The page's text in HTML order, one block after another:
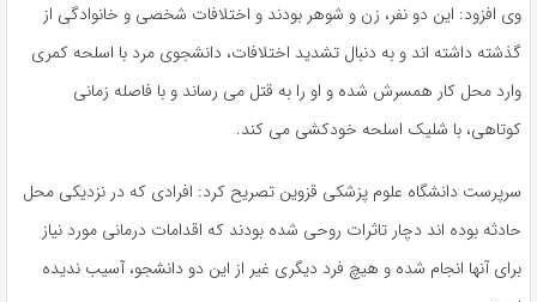
وی افزود: این دو نفر، زن و شوهر بودند و اختلافات شخصی و خانوادگی از
گذشته داشته اند و به دنبال تشدید اختلافات، دانشجوی مرد با اسلحه کمری
وارد محل کار همسرش شده و او را به قتل می رساند و با فاصله زمانی
کوتاهی، با شلیک اسلحه خودکشی می کند.
سرپرست دانشگاه علوم پزشکی قزوین تصریح کرد: افرادی که در نزدیکی محل
حادثه بوده اند دچار تاثرات روحی شده بودند که اقدامات درمانی مورد نیاز
برای آنها انجام شده و هیچ فرد دیگری غیر از این دو دانشجو، آسیب ندیده